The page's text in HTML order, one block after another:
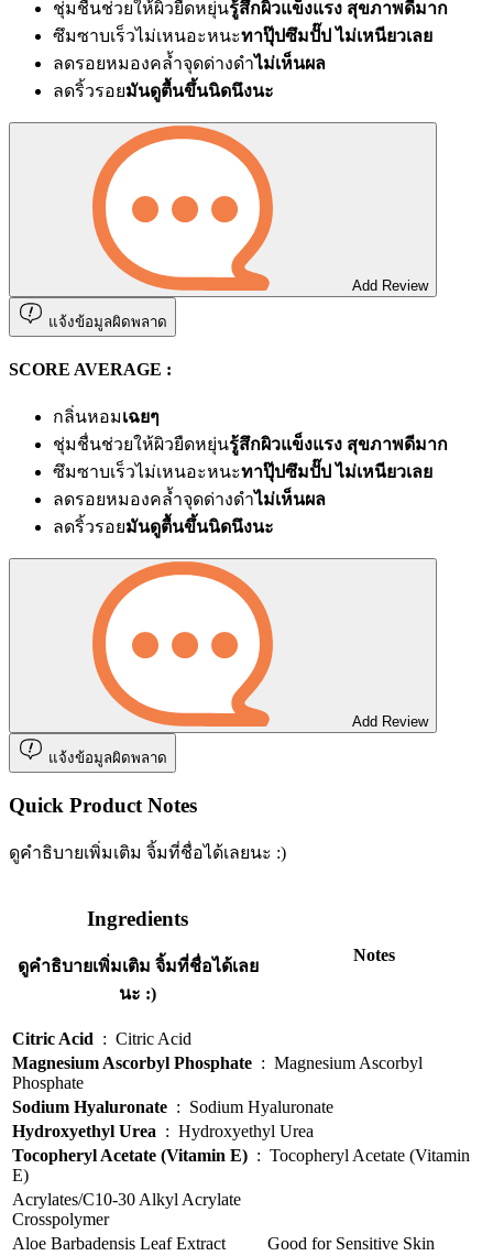
ชุ่มชื่นช่วยให้ผิวยืดหยุ่นรู้สึกผิวแข็งแรง สุขภาพดีมาก
ซึมซาบเร็วไม่เหนอะหนะทาปุ๊ปซึมปั๊ป ไม่เหนียวเลย
ลดรอยหมองคล้ำจุดด่างดำไม่เห็นผล
ลดริ้วรอยมันดูตื้นขึ้นนิดนึงนะ
Add Review
แจ้งข้อมูลผิดพลาด
SCORE AVERAGE :
กลิ่นหอมเฉยๆ
ชุ่มชื่นช่วยให้ผิวยืดหยุ่นรู้สึกผิวแข็งแรง สุขภาพดีมาก
ซึมซาบเร็วไม่เหนอะหนะทาปุ๊ปซึมปั๊ป ไม่เหนียวเลย
ลดรอยหมองคล้ำจุดด่างดำไม่เห็นผล
ลดริ้วรอยมันดูตื้นขึ้นนิดนึงนะ
Add Review
แจ้งข้อมูลผิดพลาด
Quick Product Notes
ดูคำธิบายเพิ่มเติม จิ้มที่ชื่อได้เลยนะ :)
Ingredients
ดูคำธิบายเพิ่มเติม จิ้มที่ชื่อได้เลย
นะ :)
Notes
Citric Acid : Citric Acid
Magnesium Ascorbyl Phosphate : Magnesium Ascorbyl
Phosphate
Sodium Hyaluronate : Sodium Hyaluronate
Hydroxyethyl Urea : Hydroxyethyl Urea
Tocopheryl Acetate (Vitamin E) : Tocopheryl Acetate (Vitamin
E)
Acrylates/C10-30 Alkyl Acrylate
Crosspolymer
Aloe Barbadensis Leaf Extract
Good for Sensitive Skin